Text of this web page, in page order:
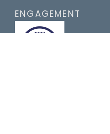
ENGAGEMENT